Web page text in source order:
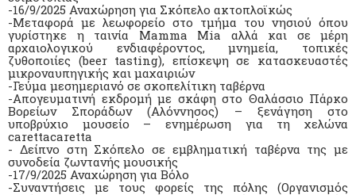
-16/9/2025 Αναχώρηση για Σκόπελο ακτοπλοϊκώς
-Μεταφορά με λεωφορείο στο τμήμα του νησιού όπου
γυρίστηκε η ταινία Mamma Mia αλλά και σε μέρη
αρχαιολογικού ενδιαφέροντος, μνημεία, τοπικές
ζυθοποιίες (beer tasting), επίσκεψη σε κατασκευαστές
μικροναυπηγικής και μαχαιριών
-Γεύμα μεσημεριανό σε σκοπελίτικη ταβέρνα
-Απογευματινή εκδρομή με σκάφη στο Θαλάσσιο Πάρκο
Βορείων Σποράδων (Αλόννησος) – ξενάγηση στο
υποβρύχιο μουσείο – ενημέρωση για τη χελώνα
carettacaretta
- Δείπνο στη Σκόπελο σε εμβληματική ταβέρνα της με
συνοδεία ζωντανής μουσικής
-17/9/2025 Αναχώρηση για Βόλο
-Συναντήσεις με τους φορείς της πόλης (Οργανισμός